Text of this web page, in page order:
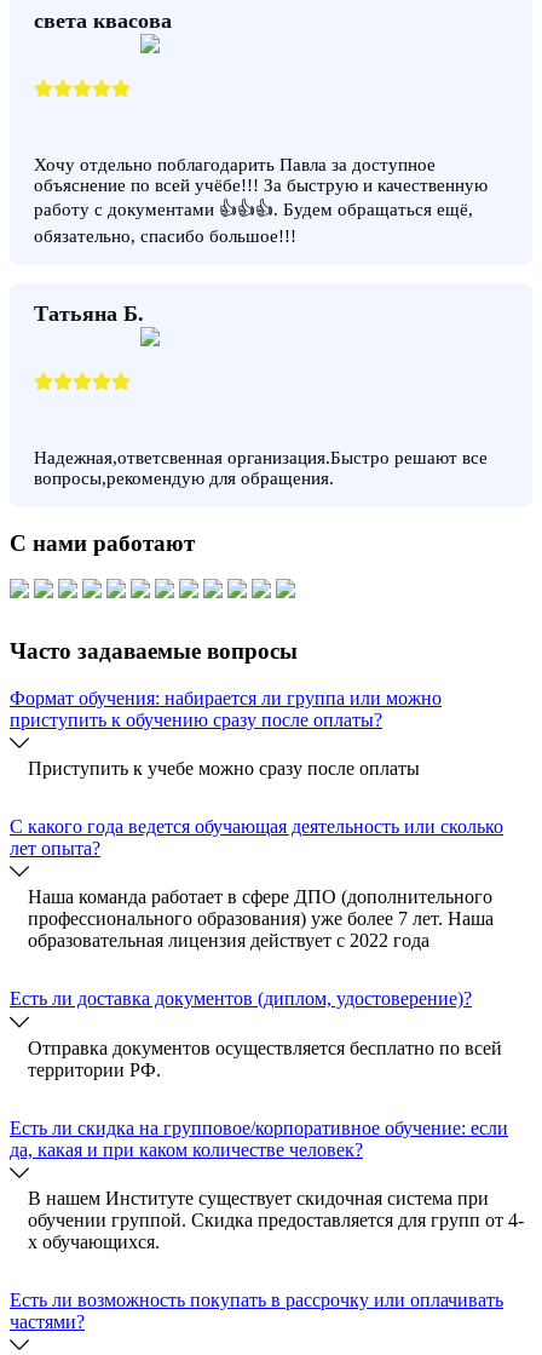
света квасова
Хочу отдельно поблагодарить Павла за доступное
объяснение по всей учёбе!!! За быструю и качественную
работу с документами 👍👍👍. Будем обращаться ещё,
обязательно, спасибо большое!!!
Татьяна Б.
Надежная,ответсвенная организация.Быстро решают все
вопросы,рекомендую для обращения.
С нами работают
Часто задаваемые вопросы
Формат обучения: набирается ли группа или можно
приступить к обучению сразу после оплаты?
Приступить к учебе можно сразу после оплаты
C какого года ведется обучающая деятельность или сколько
лет опыта?
Наша команда работает в сфере ДПО (дополнительного
профессионального образования) уже более 7 лет. Наша
образовательная лицензия действует с 2022 года
Есть ли доставка документов (диплом, удостоверение)?
Отправка документов осуществляется бесплатно по всей
территории РФ.
Есть ли скидка на групповое/корпоративное обучение: если
да, какая и при каком количестве человек?
В нашем Институте существует скидочная система при
обучении группой. Скидка предоставляется для групп от 4-
х обучающихся.
Есть ли возможность покупать в рассрочку или оплачивать
частями?